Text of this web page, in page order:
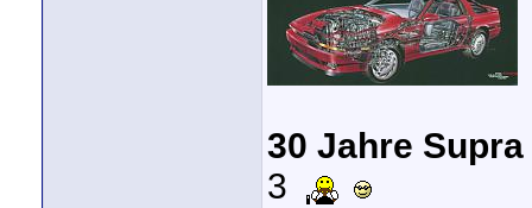
30 Jahre Supra
3